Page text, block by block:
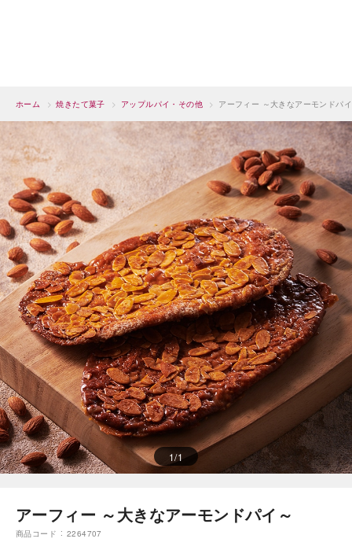
ホーム > 焼きたて菓子 > アップルパイ・その他 > アーフィー ～大きなアーモンドパ
1/1
アーフィー ～大きなアーモンドパイ～
商品コード 2264707